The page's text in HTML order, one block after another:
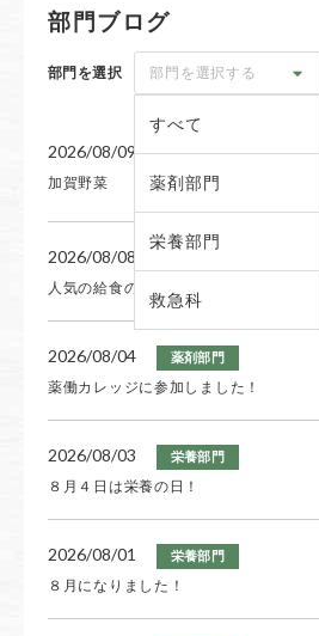
2026/06/04
第27回 京都桂がん診療地域連携講演会
2026/05/20 お知らせ
『がん化学療法講演会』の案内
お知らせ
部門ブログ
部門を選択 部門を選択する
すべて
薬剤部門
栄養部門
救急科
2026/08/09 栄養部門
加賀野菜
2026/08/08
人気の給食の味を再現！
2026/08/04 薬剤部門
薬働カレッジに参加しました！
2026/08/03 栄養部門
８月４日は栄養の日！
2026/08/01 栄養部門
８月になりました！